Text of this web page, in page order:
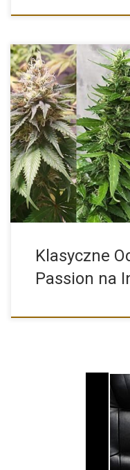
Obecnie na rynku
marihuany różnych […]
Klasyczne
Passion na